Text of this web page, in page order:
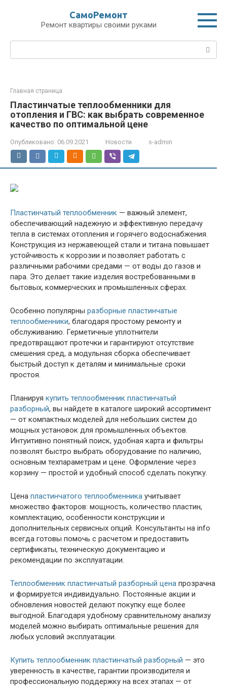
СамоРемонт
Ремонт квартиры своими руками
Поиск:
Главная страница
Пластинчатые теплообменники для
отопления и ГВС: как выбрать современное
качество по оптимальной цене
Опубликовано: 06.09.2021 Новости s-admin
Пластинчатый теплообменник — важный элемент,
обеспечивающий надежную и эффективную передачу
тепла в системах отопления и горячего водоснабжения.
Конструкция из нержавеющей стали и титана повышает
устойчивость к коррозии и позволяет работать с
различными рабочими средами — от воды до газов и
пара. Это делает такие изделия востребованными в
бытовых, коммерческих и промышленных сферах.
Особенно популярны разборные пластинчатые
теплообменники, благодаря простому ремонту и
обслуживанию. Герметичные уплотнители
предотвращают протечки и гарантируют отсутствие
смешения сред, а модульная сборка обеспечивает
быстрый доступ к деталям и минимальные сроки
простоя.
Планируя купить теплообменник пластинчатый
разборный, вы найдете в каталоге широкий ассортимент
— от компактных моделей для небольших систем до
мощных установок для промышленных объектов.
Интуитивно понятный поиск, удобная карта и фильтры
позволят быстро выбрать оборудование по наличию,
основным техпараметрам и цене. Оформление через
корзину — простой и удобный способ сделать покупку.
Цена пластинчатого теплообменника учитывает
множество факторов: мощность, количество пластин,
комплектацию, особенности конструкции и
дополнительных сервисных опций. Консультанты на info
всегда готовы помочь с расчетом и предоставить
сертификаты, техническую документацию и
рекомендации по эксплуатации.
Теплообменник пластинчатый разборный цена прозрачна
и формируется индивидуально. Постоянные акции и
обновления новостей делают покупку еще более
выгодной. Благодаря удобному сравнительному анализу
моделей можно выбирать оптимальные решения для
любых условий эксплуатации.
Купить теплообменник пластинчатый разборный — это
уверенность в качестве, гарантии производителя и
профессиональную поддержку на всех этапах — от